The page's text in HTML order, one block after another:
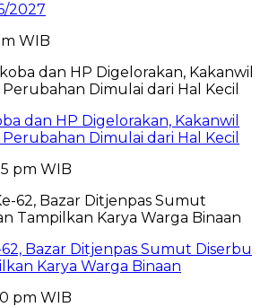
2027
WIB
dan HP Digelorakan, Kakanwil
Dimulai dari Hal Kecil
pm WIB
Bazar Ditjenpas Sumut Diserbu
Karya Warga Binaan
pm WIB